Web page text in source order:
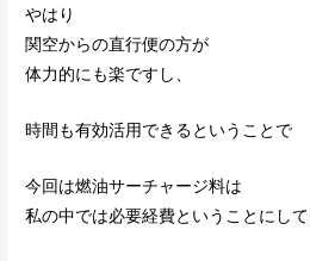
やはり
関空からの直行便の方が
体力的にも楽ですし、
時間も有効活用できるということで
今回は燃油サーチャージ料は
私の中では必要経費ということにし